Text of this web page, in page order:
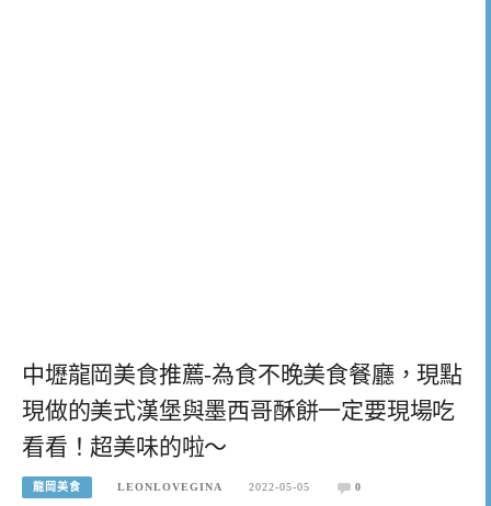
中壢龍岡美食推薦-為食不晚美食餐廳，現點
現做的美式漢堡與墨西哥酥餅一定要現場吃
看看！超美味的啦～
龍岡美食 LEONLOVEGINA 2022-05-05 0